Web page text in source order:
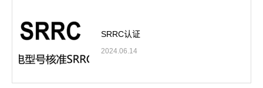
SRRC认证
2024.06.14